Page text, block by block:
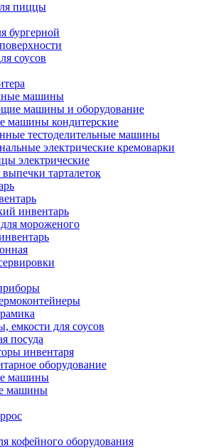
пиццы
бургерной
соусов
машины
машины и оборудование
машины кондитерские
тестоделительные машины
электрические кремоварки
электрические
тарталеток
инвентарь
мороженого
емкости для соусов
посуда
инвентаря
оборудование
машины
машины
кофейного оборудования